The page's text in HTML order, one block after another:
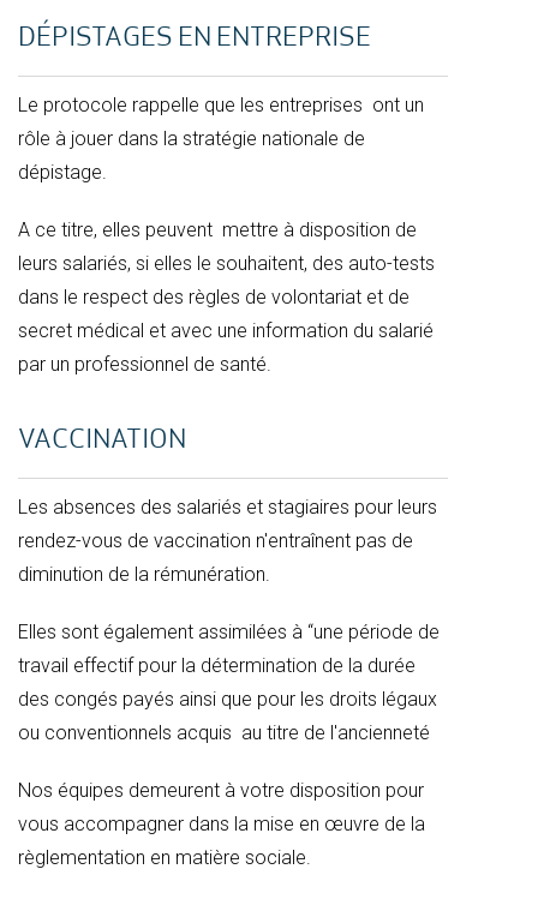
DÉPISTAGES EN ENTREPRISE
Le protocole rappelle que les entreprises ont un
rôle à jouer dans la stratégie nationale de
dépistage.
A ce titre, elles peuvent mettre à disposition de
leurs salariés, si elles le souhaitent, des auto-tests
dans le respect des règles de volontariat et de
secret médical et avec une information du salarié
par un professionnel de santé.
VACCINATION
Les absences des salariés et stagiaires pour leurs
rendez-vous de vaccination n'entraînent pas de
diminution de la rémunération.
Elles sont également assimilées à “une période de
travail effectif pour la détermination de la durée
des congés payés ainsi que pour les droits légaux
ou conventionnels acquis au titre de l'ancienneté
Nos équipes demeurent à votre disposition pour
vous accompagner dans la mise en œuvre de la
règlementation en matière sociale.